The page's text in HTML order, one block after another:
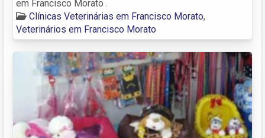
em Francisco Morato .
Clínicas Veterinárias em Francisco Morato,
Veterinários em Francisco Morato